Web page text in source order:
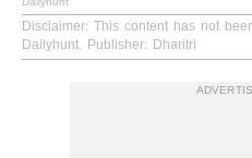
Dailyhunt
Disclaimer: This content has not
Dailyhunt. Publisher: Dharitri